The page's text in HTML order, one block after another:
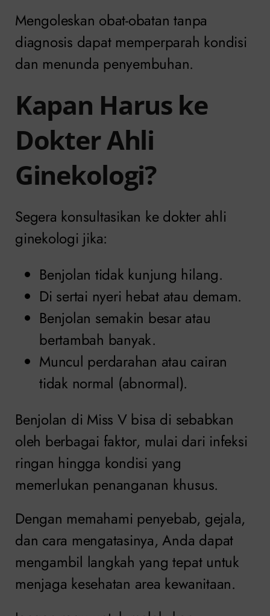
Mengoleskan obat-obatan tanpa
diagnosis dapat memperparah kondisi
dan menunda penyembuhan.
Kapan Harus ke
Dokter Ahli
Ginekologi?
Segera konsultasikan ke dokter ahli
ginekologi jika:
Benjolan tidak kunjung hilang.
Di sertai nyeri hebat atau demam.
Benjolan semakin besar atau
bertambah banyak.
Muncul perdarahan atau cairan
tidak normal (abnormal).
Benjolan di Miss V bisa di sebabkan
oleh berbagai faktor, mulai dari infeksi
ringan hingga kondisi yang
memerlukan penanganan khusus.
Dengan memahami penyebab, gejala,
dan cara mengatasinya, Anda dapat
mengambil langkah yang tepat untuk
menjaga kesehatan area kewanitaan.